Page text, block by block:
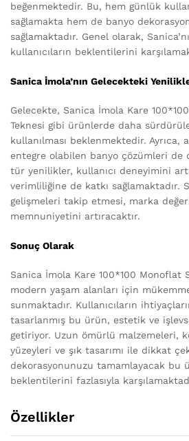
beğenmektedir. Bu, hem günlük
sağlamakta hem de banyo
sağlamaktadır. Genel olarak,
kullanıcıların beklentilerini
Sanica İmola’nın Gelecekteki
Gelecekte, Sanica İmola Kare
Teknesi gibi ürünlerde daha
kullanılması beklenmektedir. Ayrıca,
entegre olabilen banyo çözümleri de
tür yenilikler, kullanıcı deneyimini
verimliliğine de katkı sağlamaktadır.
gelişmeleri takip etmesi, marka
memnuniyetini artıracaktır.
Sonuç Olarak
Sanica İmola Kare 100*100 Monoflat
modern yaşam alanları için
sunmaktadır. Kullanıcıların
tasarlanmış bu ürün, estetik ve
getiriyor. Uzun ömürlü malzemeleri,
yüzeyleri ve şık tasarımı ile dikkat
dekorasyonunuzu tamamlayacak bu
beklentilerini fazlasıyla
Özellikler